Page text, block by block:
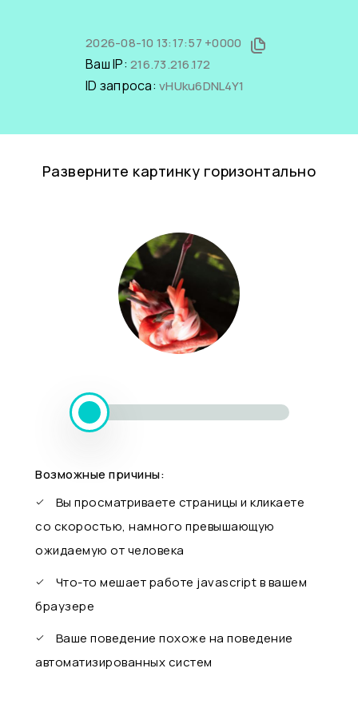
2026-08-10 13:17:57 +0000
Ваш IP: 216.73.216.172
ID запроса: vHUku6DNL4Y1
Разверните картинку горизонтально
Возможные причины:
Вы просматриваете страницы и кликаете
со скоростью, намного превышающую
ожидаемую от человека
Что-то мешает работе javascript в вашем
браузере
Ваше поведение похоже на поведение
автоматизированных систем